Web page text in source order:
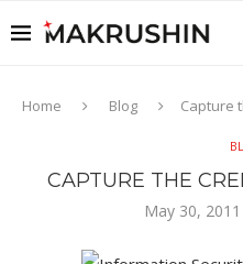
Home Blog Capture
CAPTURE THE
May 30, 2011